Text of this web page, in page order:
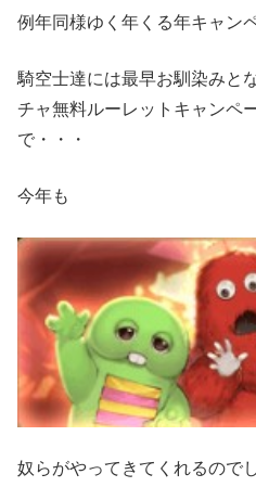
例年同様ゆく年くる年キャン
騎空士達には最早お馴染みと
チャ無料ルーレットキャンペ
で・・・
今年も
奴らがやってきてくれるので